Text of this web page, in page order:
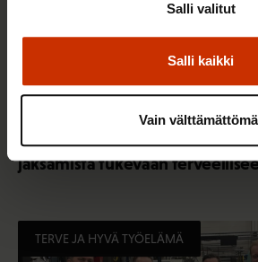
Salli kaikki
Salli valitut
Vain
Työaikaisella ruokailulla on
jaksamista tukevaan
TERVE JA HYVÄ TYÖELÄMÄ